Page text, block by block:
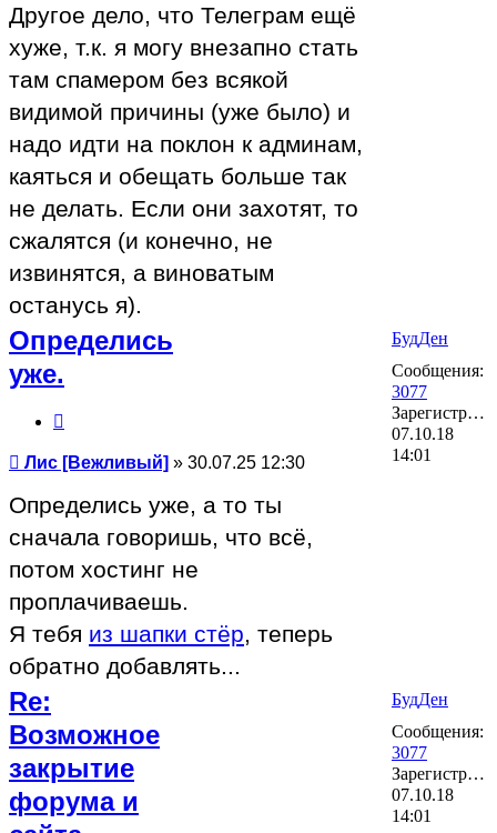
Другое дело, что Телеграм ещё
хуже, т.к. я могу внезапно стать
там спамером без всякой
видимой причины (уже было) и
надо идти на поклон к админам,
каяться и обещать больше так
не делать. Если они захотят, то
сжалятся (и конечно, не
извинятся, а виноватым
останусь я).
Определись
уже.
Сообщение
Лис [Вежливый] » 30.07.25 12:30
Определись уже, а то ты
сначала говоришь, что всё,
потом хостинг не
проплачиваешь.
Я тебя из шапки стёр, теперь
обратно добавлять...
БудДен
Сообщения:
3077
Зарегистрирован:
07.10.18
14:01
Re:
Возможное
закрытие
форума и
БудДен
Сообщения:
3077
Зарегистрирован:
07.10.18
14:01